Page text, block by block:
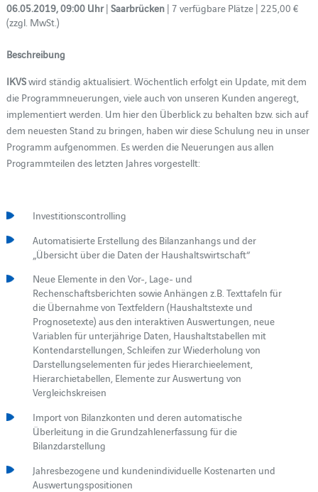
06.05.2019, 09:00 Uhr| Saarbrücken | 7 verfügbare Plätze | 225,00 €
(zzgl. MwSt.)
Beschreibung
IKVSwird ständig aktualisiert. Wöchentlich erfolgt ein Update, mit dem
die Programmneuerungen, viele auch von unseren Kunden angeregt,
implementiert werden. Um hier den Überblick zu behalten bzw. sich auf
dem neuesten Stand zu bringen, haben wir diese Schulung neu in unser
Programm aufgenommen. Es werden die Neuerungen aus allen
Programmteilen des letzten Jahres vorgestellt:
Investitionscontrolling
Automatisierte Erstellung des Bilanzanhangs und der
„Übersicht über die Daten der Haushaltswirtschaft“
Neue Elemente in den Vor-, Lage- und
Rechenschaftsberichten sowie Anhängen z.B. Texttafeln für
die Übernahme von Textfeldern (Haushaltstexte und
Prognosetexte) aus den interaktiven Auswertungen, neue
Variablen für unterjährige Daten, Haushaltstabellen mit
Kontendarstellungen, Schleifen zur Wiederholung von
Darstellungselementen für jedes Hierarchieelement,
Hierarchietabellen, Elemente zur Auswertung von
Vergleichskreisen
Import von Bilanzkonten und deren automatische
Überleitung in die Grundzahlenerfassung für die
Bilanzdarstellung
Jahresbezogene und kundenindividuelle Kostenarten und
Auswertungspositionen